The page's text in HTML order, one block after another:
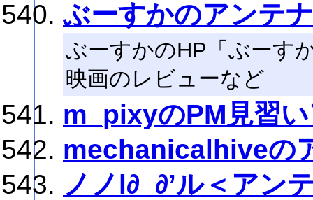
ぶーすかのアンテナ
ぶーすかのHP「ぶーす
映画のレビューなど
m_pixyのPM見習
mechanicalhiveの
ノノl∂_∂’ル＜アン